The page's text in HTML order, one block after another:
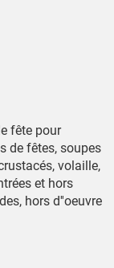
fête pour
de fêtes, soupes
volaille,
et hors
hors d''oeuvre